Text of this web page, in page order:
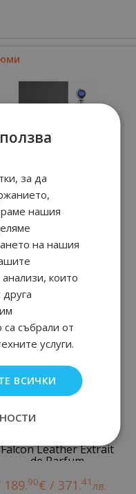
90€ / 1,368.
Falcon Leather Extrait
de Parfum
189.90€ / 371.41лв.
за да
нашия
на нашия
които
са събрали от
услуги.
ВСИЧКИ